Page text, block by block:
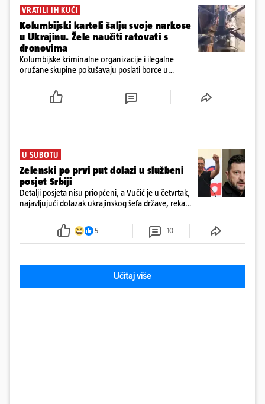
ratu. S druge strane, napadi služe i kao izravan odgovor na ruska
bombardiranja ukrajinske poštanske i logističke infrastrukture te
kao način da se ekonomske posljedice rata prenesu dublje na ruski
teritorij i približe običnim građanima.
VRATILI IH KUĆI
Kolumbijski karteli šalju svoje narkose
u Ukrajinu. Žele naučiti ratovati s
dronovima
Kolumbijske kriminalne organizacije i ilegalne
oružane skupine pokušavaju poslati borce u
bespilotnim letjelicama te ih kasnije koristili protiv
kolumbijske vojske
U SUBOTU
Zelenski po prvi put dolazi u službeni
posjet Srbiji
Detalji posjeta nisu priopćeni, a Vučić je u četvrtak,
najavljujući dolazak ukrajinskog šefa države, rekao
europski put Ukrajine i Srbije
5 10
Učitaj više